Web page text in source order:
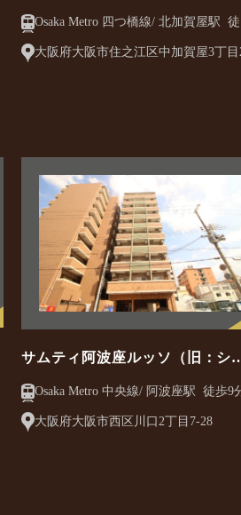
Osaka Metro 四つ橋線/ 北加賀屋駅 徒歩8
大阪府大阪市住之江区中加賀屋3丁目
サムティ阿波座ルッソ（旧：シ
Osaka Metro 中央線/ 阿波座駅
大阪府大阪市西区川口2丁目7-28